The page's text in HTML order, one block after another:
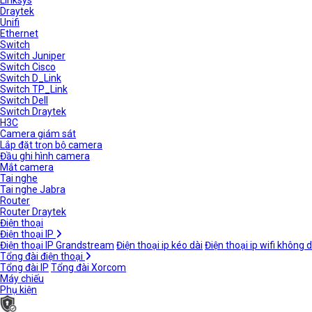
Draytek
Unifi
Ethernet
Switch
Switch Juniper
Switch Cisco
Switch D_Link
Switch TP_Link
Switch Dell
Switch Draytek
H3C
Camera giám sát
Lắp đặt trọn bộ camera
Đầu ghi hình camera
Mắt camera
Tai nghe
Tai nghe Jabra
Router
Router Draytek
Điện thoại
Điện thoại IP
Điện thoại IP Grandstream Điện thoại ip kéo dài Điện thoại ip wifi không
Tổng đài điện thoại
Tổng đài IP Tổng đài Xorcom
Máy chiếu
Phụ kiện